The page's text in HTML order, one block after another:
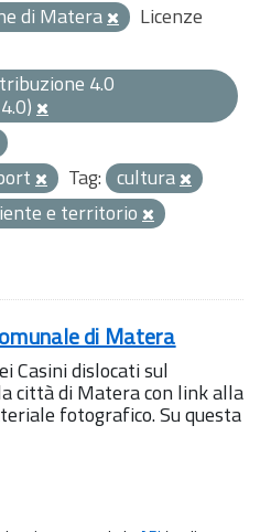
di Matera
Licenze
4.0
Tag: cultura
e territorio
di Matera
Casini dislocati sul
città di Matera con link alla
fotografico. Su questa